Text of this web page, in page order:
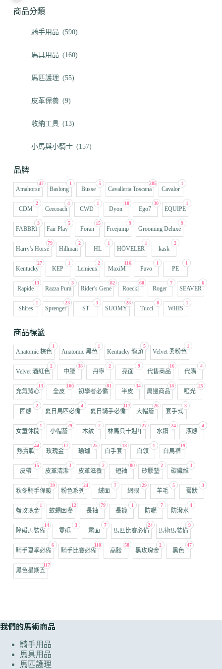
商品分類
騎手用品 (590)
馬具用品 (160)
馬匹護理 (55)
皮革保養 (9)
收納工具 (13)
小馬與小騎士 (157)
品牌
47
Amahorse
1
Baslong
5
Busse
285
Cavalleria Toscana
1
Cavalor
2
CDM
4
Ceecoach
1
CWD
10
Dyon
30
Ego7
1
EQUIPE
3
FABBRI
5
Fair Play
15
Foran
9
Freejump
9
Grooming Deluxe
79
Harry's Horse
2
Hillman
1
HL
1
HÖVELER
2
kask
27
Kentucky
1
KEP
2
Lemieux
116
MaxiM
1
Pavo
1
PE
13
Rapide
3
Razza Pura
82
Rider’s Gene
60
Roeckl
7
Roger
6
SEAVER
1
Shires
23
Sprenger
3
ST
28
SUOMY
8
Tucci
1
WHIS
商品標籤
1
Anatomic 棕色
1
Anatomic 黑色
5
Kentucky 龍頭
1
Velvet 柔粉色
2
Velvet 酒紅色
38
中腰
2
丹寧
9
亮面
16
代售商品
4
代購
13
充氣背心
100
全皮
81
初學者必備
34
半皮
18
周邊商品
25
啞光
2
固態
4
夏日馬匹必備
117
夏日騎手必備
26
大帽簷
3
套手式
1
女童休閒
29
小帽簷
2
木紋
27
林馬具十週年
24
水鑽
4
液態
44
熱賣款
17
玫瑰金
25
瑜珈
18
白手套
1
白領
19
白馬褲
15
皮帶
3
皮革清潔
2
皮革滋養
80
短袖
2
矽膠墊
3
碳纖維
39
秋冬騎手保暖
24
粉色系列
7
絨面
29
網眼
5
羊毛
3
膏狀
1
藍玫瑰金
12
蚊蠅困擾
79
長袖
1
長襪
7
防曬
4
防潑水
14
障礙馬裝備
3
零碼
7
霧面
24
馬匹比賽必備
9
馬術馬裝備
6
騎手夏季必備
110
騎手比賽必備
58
高腰
2
黑玫瑰金
47
黑色
117
黑色星期五
我們的馬術商品
騎手用品
馬具用品
馬匹護理